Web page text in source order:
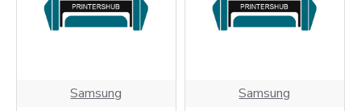
Samsung Samsung